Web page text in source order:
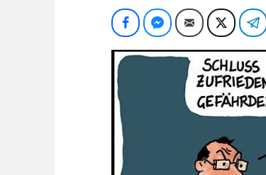
FacebookFacebook Messenger
E-Mail